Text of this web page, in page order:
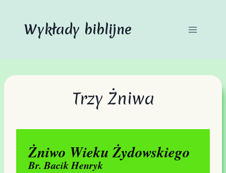
Wykłady biblijne
Trzy Żniwa
Żniwo Wieku Żydowskiego
Br. Bacik Henryk